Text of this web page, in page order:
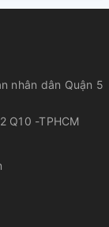
nhân dân Quận 5
Q10 -TPHCM